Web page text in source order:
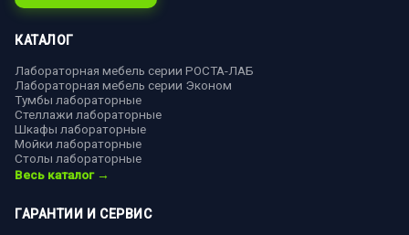
КАТАЛОГ
Лабораторная мебель серии РОСТА-ЛАБ
Лабораторная мебель серии Эконом
Тумбы лабораторные
Стеллажи лабораторные
Шкафы лабораторные
Мойки лабораторные
Столы лабораторные
Весь каталог →
ГАРАНТИИ И СЕРВИС